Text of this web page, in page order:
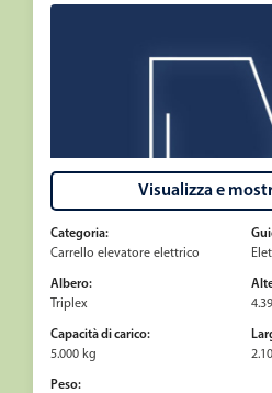
Visualizza e
Categoria:
Carrello elevatore elettrico
Albero:
Triplex
Capacità di carico:
5.000 kg
Peso: